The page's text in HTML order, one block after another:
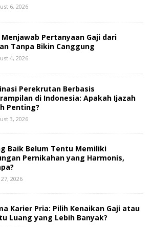
6, 2026
Menjawab Pertanyaan Gaji dari
Tanpa Bikin Canggung
4, 2026
Perekrutan Berbasis
di Indonesia: Apakah Ijazah
Penting?
3, 2026
Baik Belum Tentu Memiliki
Pernikahan yang Harmonis,
27, 2026
Karier Pria: Pilih Kenaikan Gaji atau
Luang yang Lebih Banyak?